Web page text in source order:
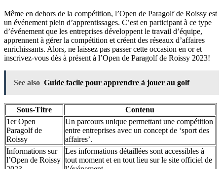
Même en dehors de la compétition, l’Open de Paragolf de Roissy est
un événement plein d’apprentissages. C’est en participant à ce type
d’événement que les entreprises développent le travail d’équipe,
apprennent à gérer la compétition et créent des réseaux d’affaires
enrichissants. Alors, ne laissez pas passer cette occasion en or et
inscrivez-vous dès à présent à l’Open de Paragolf de Roissy 2023!
See also Guide facile pour apprendre à jouer au golf
Sous-Titre
Contenu
1er Open
Paragolf de
Roissy
Un parcours unique permettant une compétition
entre entreprises avec un concept de ‘sport des
affaires’.
Informations sur
l’Open de Roissy
Les informations détaillées sont accessibles à
tout moment et en tout lieu sur le site officiel de